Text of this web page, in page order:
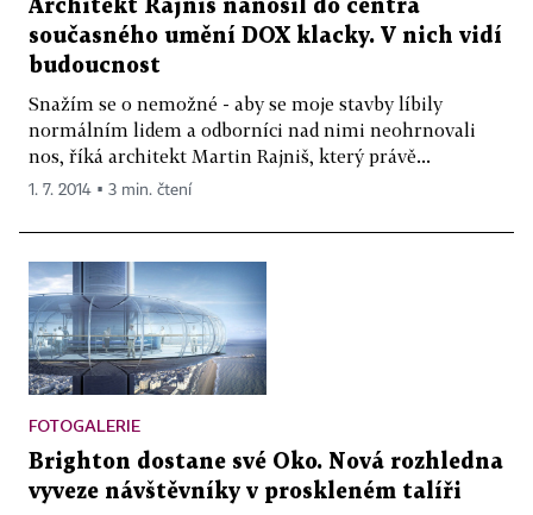
Architekt Rajniš nanosil do centra
současného umění DOX klacky. V nich vidí
budoucnost
Snažím se o nemožné - aby se moje stavby líbily
normálním lidem a odborníci nad nimi neohrnovali
nos, říká architekt Martin Rajniš, který právě...
1. 7. 2014 ▪ 3 min. čtení
FOTOGALERIE
Brighton dostane své Oko. Nová rozhledna
vyveze návštěvníky v proskleném talíři